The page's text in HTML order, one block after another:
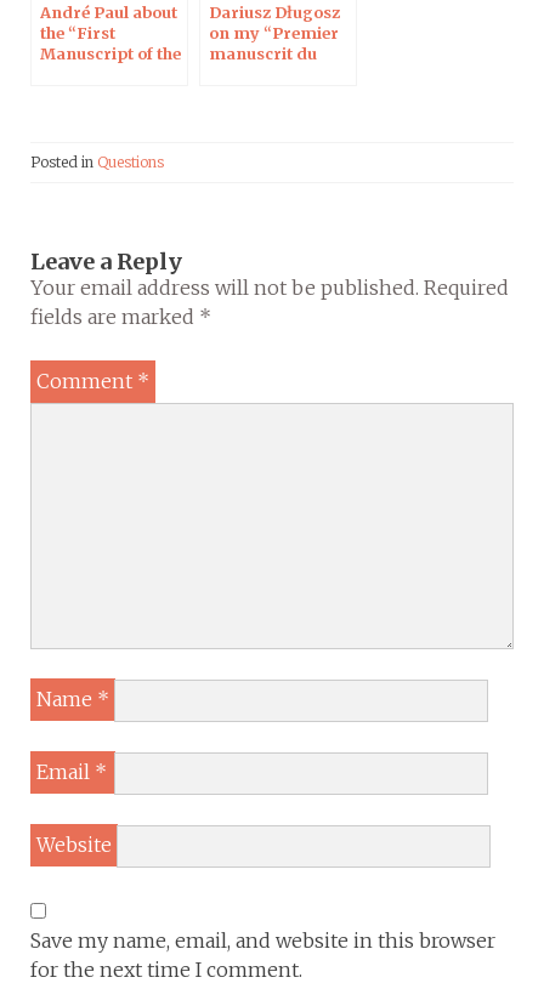
André Paul about
the “First
Manuscript of the
Dariusz Długosz
on my “Premier
manuscrit du
Posted in Questions
Leave a Reply
Your email address will not be published. Required
fields are marked *
Comment *
Name *
Email *
Website
Save my name, email, and website in this browser
for the next time I comment.